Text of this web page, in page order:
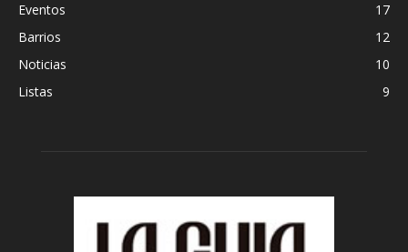
Eventos
17
Barrios
12
Noticias
10
Listas
9